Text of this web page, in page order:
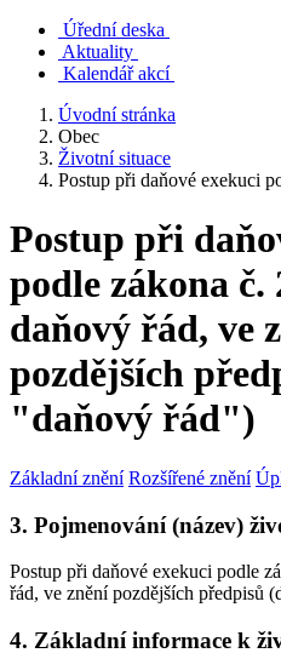
Úřední deska
Aktuality
Kalendář akcí
Úvodní stránka
Obec
Životní situace
Postup při daňové exekuci
Postup při
podle zákona č.
daňový řád, ve
pozdějších
"daňový řád")
Základní znění Rozšířené znění
3. Pojmenování (název)
Postup při daňové exekuci podle
řád, ve znění pozdějších předpisů
4. Základní informace k